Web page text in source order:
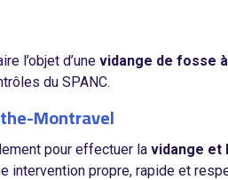
l’objet d’une vidange de fosse
du SPANC.
Montravel
pour effectuer la vidange et
propre, rapide et